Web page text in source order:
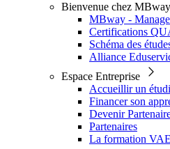
Bienvenue chez MBway
MBway -
Certifications
Schéma des
Alliance
Espace Entreprise
Accueillir un
Financer son
Devenir
Partenaires
La formation VAE